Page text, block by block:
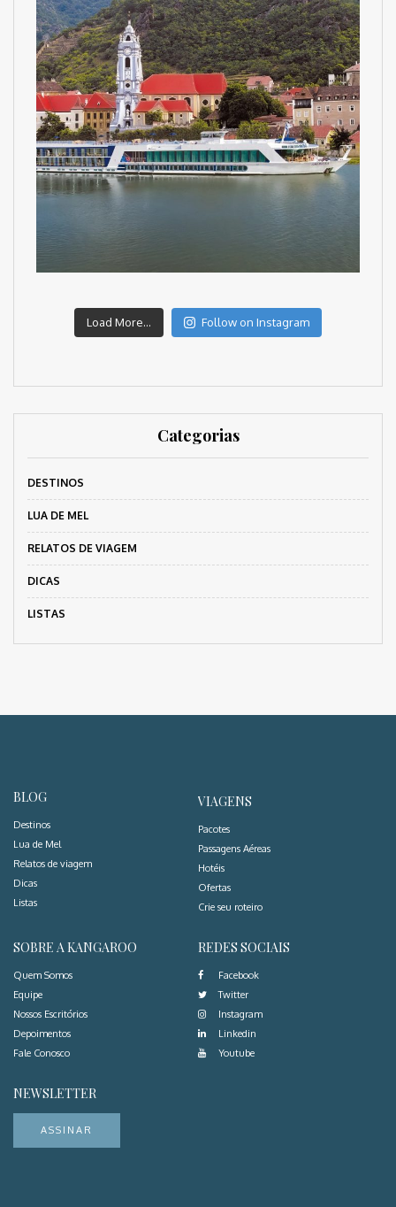
Load More... Follow on Instagram
Categorias
DESTINOS
LUA DE MEL
RELATOS DE VIAGEM
DICAS
LISTAS
BLOG
Destinos
Lua de Mel
Relatos de viagem
Dicas
Listas
VIAGENS
Pacotes
Passagens Aéreas
Hotéis
Ofertas
Crie seu roteiro
SOBRE A KANGAROO
Quem Somos
Equipe
Nossos Escritórios
Depoimentos
Fale Conosco
REDES SOCIAIS
Facebook
Twitter
Instagram
Linkedin
Youtube
NEWSLETTER
ASSINAR